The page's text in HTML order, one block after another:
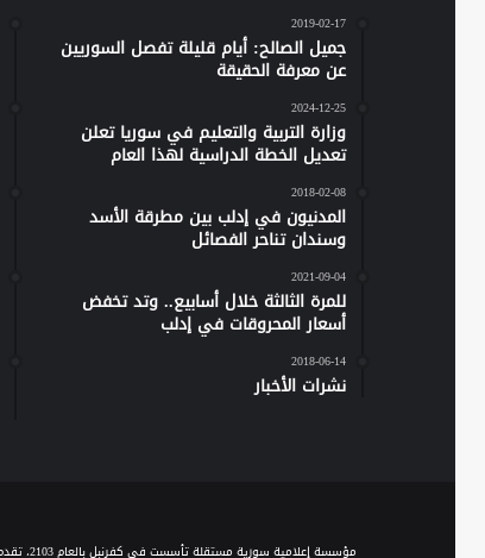
2019-02-17
جميل الصالح: أيام قليلة تفصل السوريين
عن معرفة الحقيقة
2024-12-25
وزارة التربية والتعليم في سوريا تعلن
تعديل الخطة الدراسية لهذا العام
2018-02-08
المدنيون في إدلب بين مطرقة الأسد
وسندان تناحر الفصائل
2021-09-04
للمرة الثالثة خلال أسابيع.. وتد تخفض
أسعار المحروقات في إدلب
2018-06-14
نشرات الأخبار
مؤسسة إعلامية سورية مستقلة تأسست في كفرنبل بالعام 2103، تقدم تغطيات إخبارية وصحفية متنوعة على مدار الساعة، وتقدم مجموعة من الباقات البرامجية الحوارية والاجتماعية والخدمية، عبر موجة الـ FM والبث المباشر، ومنصاتها المختلفة على السوشيال ميديا.